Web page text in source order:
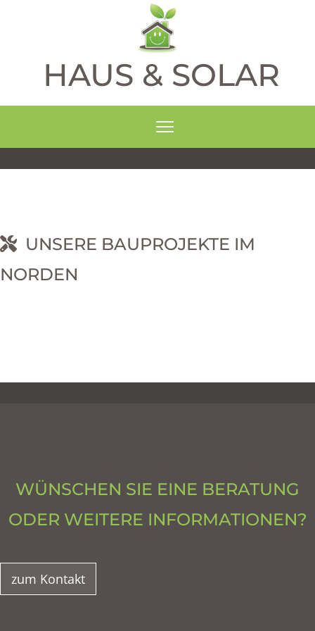
HAUS & SOLAR
UNSERE BAUPROJEKTE IM
NORDEN
WÜNSCHEN SIE EINE BERATUNG
ODER WEITERE INFORMATIONEN?
zum Kontakt